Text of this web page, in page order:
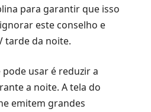
para garantir que isso
este conselho e
tarde da noite.
usar é reduzir a
a noite. A tela do
emitem grandes